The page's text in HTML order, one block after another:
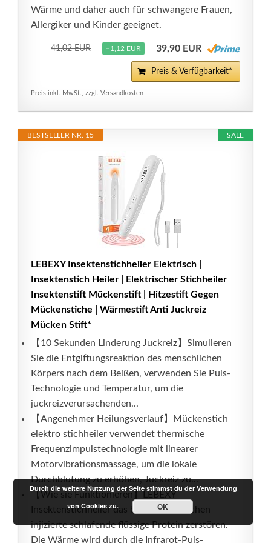
Wärme und daher auch für schwangere Frauen,
Allergiker und Kinder geeignet.
41,02 EUR −1,12 EUR 39,90 EUR
Preis & Verfügbarkeit*
Preis inkl. MwSt., zzgl. Versandkosten
SALE
BESTSELLER NR. 15
LEBEXY Insektenstichheiler Elektrisch |
Insektenstich Heiler | Elektrischer Stichheiler
Insektenstift Mückenstift | Hitzestift Gegen
Mückenstiche | Wärmestift Anti Juckreiz
Mücken Stift*
【10 Sekunden Linderung Juckreiz】Simulieren
Sie die Entgiftungsreaktion des menschlichen
Körpers nach dem Beißen, verwenden Sie Puls-
Technologie und Temperatur, um die
juckreizverursachenden...
【Angenehmer Heilungsverlauf】Mückenstich
elektro stichheiler verwendet thermische
Frequenzimpulstechnologie mit linearer
Motorvibrationsmassage, um die lokale
Durchblutung zu erhöhen, Juckreiz zu...
【Wie sie Funktionieren】LEBEXY
Insektenstichheiler das bei Mückenstichen
injizierte schlafende flüssige Protein zerstören.
Die Wärme wird durch die Infrarot-Puls-
Durch die weitere Nutzung der Seite stimmst du der Verwendung
von Cookies zu.
OK